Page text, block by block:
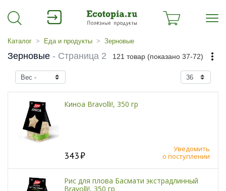
Каталог Еда и продукты Зерновые
Зерновые - Страница 2 121 товар (показано 37-72)
Киноа Bravolli!, 350 гр
343
Уведомить
о поступлении
Рис для плова Басмати экстрадлинный
Bravolli!, 350 гр